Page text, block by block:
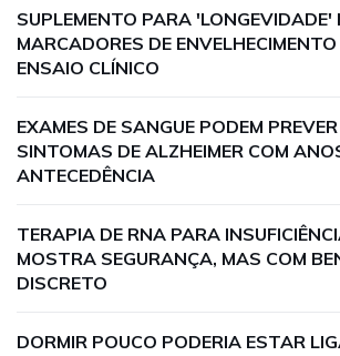
SUPLEMENTO PARA 'LONGEVIDADE'
MARCADORES DE
ENSAIO CLÍNICO
EXAMES DE SANGUE PODEM
SINTOMAS DE ALZHEIMER COM
ANTECEDÊNCIA
TERAPIA DE RNA PARA
MOSTRA SEGURANÇA, MAS COM
DISCRETO
DORMIR POUCO PODERIA ESTAR